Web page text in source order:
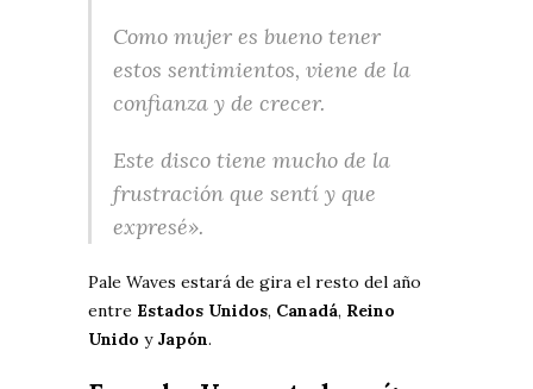
Como mujer es bueno tener
estos sentimientos, viene de la
confianza y de crecer.
Este disco tiene mucho de la
frustración que sentí y que
expresé».
Pale Waves estará de gira el resto del año
entre Estados Unidos, Canadá, Reino
Unido y Japón.